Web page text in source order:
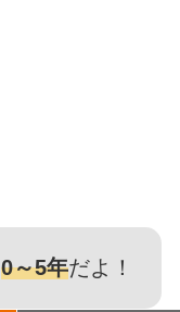
0～5年だよ！